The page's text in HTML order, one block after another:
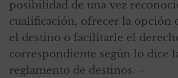
posibilidad de una vez
cualificación, ofrecer la opción
el destino o facilitarle el
correspondiente según lo dice
reglamento de destinos. –